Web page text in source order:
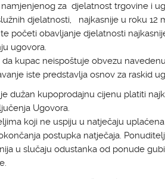
za djelatnost trgovine i
djelatnosti, najkasnije u roku 12
početi obavljanje djelatnosti
ugovora.
da kupac neispoštuje obvezu
iste predstavlja osnov za raskid
dužan kupoprodajnu cijenu platiti
Ugovora.
koji ne uspiju u natječaju
postupka natječaja.
u slučaju odustanka od ponude